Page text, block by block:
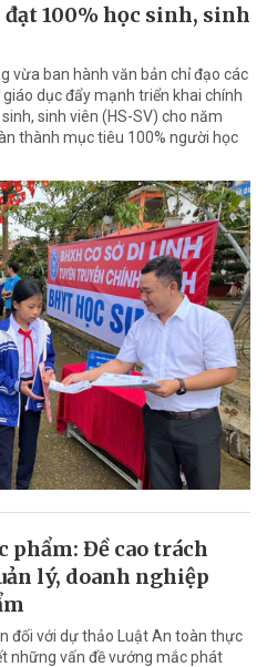
100% học sinh, sinh
vừa ban hành văn bản chỉ đạo các
dục đẩy mạnh triển khai chính
sinh viên (HS-SV) cho năm
thành mục tiêu 100% người học
phẩm: Đề cao trách
lý, doanh nghiệp
đối với dự thảo Luật An toàn thực
những vấn đề vướng mắc phát